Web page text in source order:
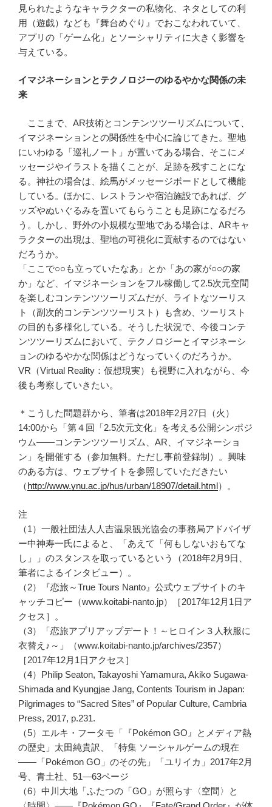
見られたようなキャラクターの私物化、ネタとしての利
用（遊戯）なども『舞台めぐり』でおこなわれていて、
アプリの「ゲーム化」とソーシャリティに大きく影響を
与えている。
イマジネーションとテクノロジーのゆるやかな関係の未
来
ここまで、AR技術とコンテンツツーリズムについて、
イマジネーションとの関係性を中心に論じてきた。聖地
にいわゆる「巡礼ノート」が置いてある場合、そこにメ
ッセージやイラストを描くことが、足跡を残すことにな
る。神社の場合は、絵馬がメッセージボードとして機能
している。ほかに、レストランや宿泊施設であれば、グ
ッズやぬいぐるみを置いてもらうことも足跡になるだろ
う。しかし、野外の小規模な聖地である場合は、ARキャ
ラクターの出現は、聖地の可視化に貢献するのではない
だろうか。
「ここで○○も立っていたなあ」とか「あの家が○○の家
か」など、イマジネーションをフル稼働して2.5次元空間
を楽しむコンテンツツーリズムだが、ライトなツーリス
ト（副次的コンテンツツーリスト）も含め、ツーリスト
の目的も多様化している。そうした状況で、今後コンテ
ンツツーリズムにおいて、テクノロジーとイマジネーシ
ョンのゆるやかな関係はどうなっていくのだろうか。
VR（Virtual Reality：仮想現実）も視野に入れながら、今
後も考察していきたい。
＊こうした問題群から、筆者は2018年2月27日（火）
14:00から「第４回「2.5次元文化」を考える公開シンポジ
ウム――コンテンツツーリズム、AR、イマジネーショ
ン」を開催する（参加無料。ただし事前登録制）。興味
のある方は、ウェブサイトを参照していただきたい
（http://www.ynu.ac.jp/hus/urban/18907/detail.html）。
注
（1）一般社団法人人吉温泉観光協会の事務局アドバイザ
ー中神寿一氏によると、「あえて「何もしないおもてな
し」」のスタンスを取っているという（2018年2月9日、
筆者によるインタビュー）。
（2）『恋旅～True Tours Nanto』公式ウェブサイトのキ
ャッチコピー（www.koitabi-nanto.jp）［2017年12月1日ア
クセス］。
（3）「恋旅アプリアップデート！～ヒロイン３人秋服に
衣替え♪～」（www.koitabi-nanto.jp/archives/2357）
［2017年12月1日アクセス］
（4）Philip Seaton, Takayoshi Yamamura, Akiko Sugawa-
Shimada and Kyungjae Jang, Contents Tourism in Japan:
Pilgrimages to “Sacred Sites” of Popular Culture, Cambria
Press, 2017, p.231.
（5）エルキ・フータモ「『Pokémon GO』とメディア熱
の歴史」太田純貴訳、「特集 ソーシャルゲームの現在
――「Pokémon GO」のその先」「ユリイカ」2017年2月
号、青土社、51―63ページ
（6）中川大地「ふたつの「GO」が照らす〈空間〉と